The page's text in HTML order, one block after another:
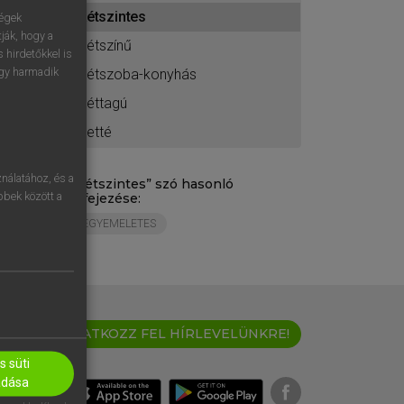
kétszintes
kétszínű
kétszoba-konyhás
kéttagú
ketté
„ kétszintes” szó hasonló
kifejezése:
EGYEMELETES
IRATKOZZ FEL HÍRLEVELÜNKRE!
hogy a
hirdetőkkel is
harmadik
és a
között a
süti